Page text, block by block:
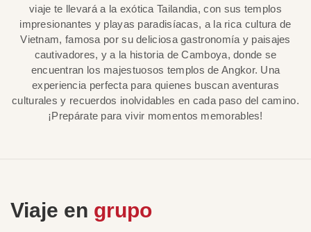
viaje te llevará a la exótica Tailandia, con sus templos
impresionantes y playas paradisíacas, a la rica cultura de
Vietnam, famosa por su deliciosa gastronomía y paisajes
cautivadores, y a la historia de Camboya, donde se
encuentran los majestuosos templos de Angkor. Una
experiencia perfecta para quienes buscan aventuras
culturales y recuerdos inolvidables en cada paso del camino.
¡Prepárate para vivir momentos memorables!
Viaje en grupo